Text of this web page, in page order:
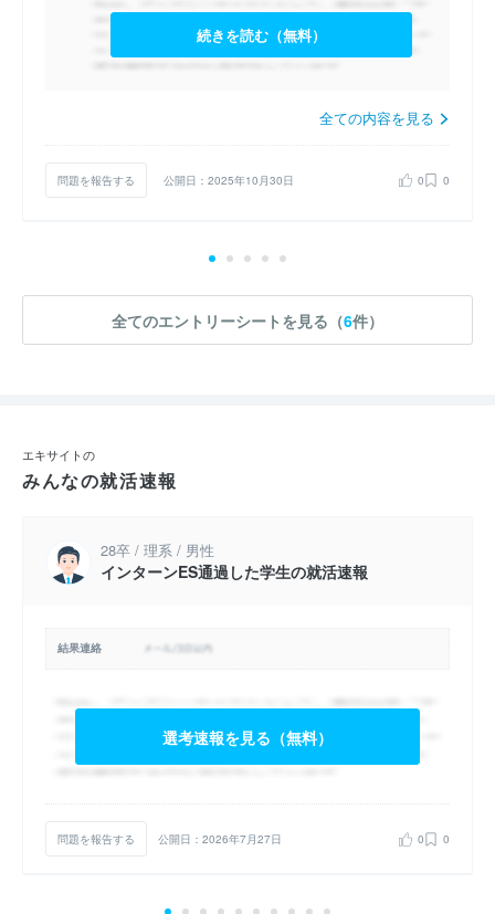
続きを読む（無料）
全ての内容を見る
問題を報告する 公開日：2025年10月30日 0 0
全てのエントリーシートを見る（6件）
エキサイトの
みんなの就活速報
28卒 / 理系 / 男性
インターンES通過した学生の就活速報
結果連絡
選考速報を見る（無料）
問題を報告する 公開日：2026年7月27日 0 0